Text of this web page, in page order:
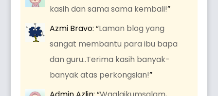
kasih dan sama sama kembali!”
Azmi Bravo: “Laman blog yang
sangat membantu para ibu bapa
dan guru..Terima kasih banyak-
banyak atas perkongsian!”